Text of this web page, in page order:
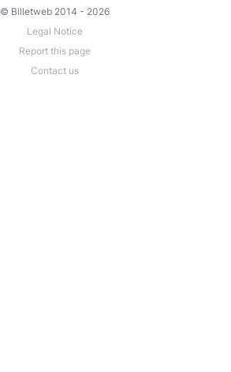
© Billetweb 2014 - 2026
Legal Notice
Report this page
Contact us